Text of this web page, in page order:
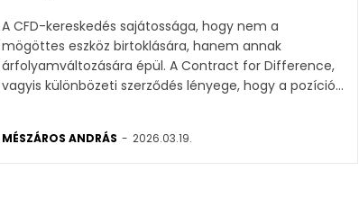
A CFD-kereskedés sajátossága, hogy nem a
mögöttes eszköz birtoklására, hanem annak
árfolyamváltozására épül. A Contract for Difference,
vagyis különbözeti szerződés lényege, hogy a pozíció...
MÉSZÁROS ANDRÁS - 2026.03.19.